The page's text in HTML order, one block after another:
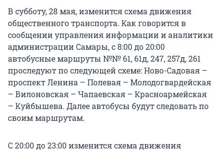
В субботу, 28 мая, изменится схема движения
общественного транспорта. Как говорится в
сообщении управления информации и аналитики
администрации Самары, с 8:00 до 20:00
автобусные маршруты №№ 61, 61д, 247, 257д, 261
проследуют по следующей схеме: Ново-Садовая –
проспект Ленина – Полевая – Молодогвардейская
– Вилоновская – Чапаевская – Красноармейская
– Куйбышева. Далее автобусы будут следовать по
своим маршрутам.
С 20:00 до 23:00 изменится схема движения